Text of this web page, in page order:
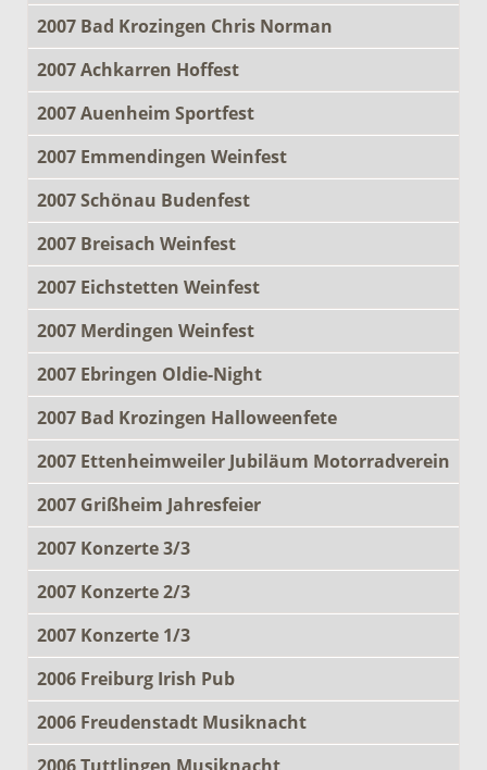
2007 Bad Krozingen Chris Norman
2007 Achkarren Hoffest
2007 Auenheim Sportfest
2007 Emmendingen Weinfest
2007 Schönau Budenfest
2007 Breisach Weinfest
2007 Eichstetten Weinfest
2007 Merdingen Weinfest
2007 Ebringen Oldie-Night
2007 Bad Krozingen Halloweenfete
2007 Ettenheimweiler Jubiläum Motorradverein
2007 Grißheim Jahresfeier
2007 Konzerte 3/3
2007 Konzerte 2/3
2007 Konzerte 1/3
2006 Freiburg Irish Pub
2006 Freudenstadt Musiknacht
2006 Tuttlingen Musiknacht